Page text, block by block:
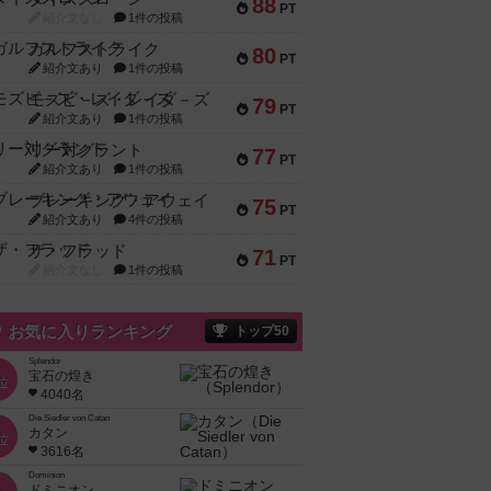
88 PT
1件の投稿
80 PT
ガルフストライク
紹介文あり 1件の投稿
79 PT
モズビ－ズ・レイダ－ズ
紹介文あり 1件の投稿
77 PT
リー対グラント
紹介文あり 1件の投稿
75 PT
ブレーキング・アウェイ
紹介文あり 4件の投稿
71 PT
ザ・フラッド
1件の投稿
お気に入りランキング トップ50
Splendor
宝石の煌き
4040名
Die Siedler von Catan
カタン
3616名
Dominion